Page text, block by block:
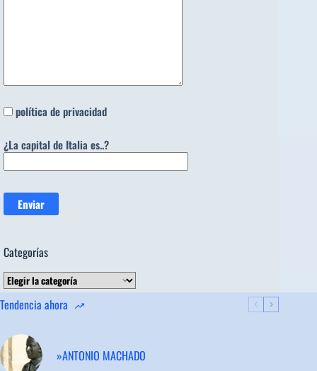
política de privacidad
¿La capital de Italia es..?
Categorías
Categorías
Tendencia ahora
»ANTONIO MACHADO